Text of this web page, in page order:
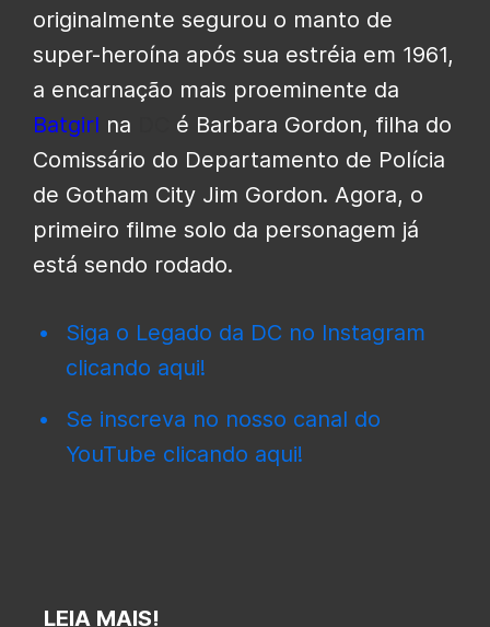
originalmente segurou o manto de
super-heroína após sua estréia em 1961,
a encarnação mais proeminente da
Batgirl na
é Barbara Gordon, filha do
Comissário do Departamento de Polícia
de Gotham City Jim Gordon. Agora, o
primeiro filme solo da personagem já
está sendo rodado.
Siga o Legado da DC no Instagram
clicando aqui!
Se inscreva no nosso canal do
YouTube clicando aqui!
LEIA MAIS!